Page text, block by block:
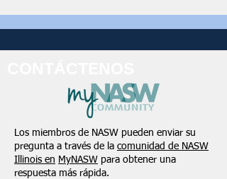
Los miembros de NASW pueden enviar su
pregunta a través de la comunidad de NASW
Illinois en MyNASW para obtener una
respuesta más rápida.